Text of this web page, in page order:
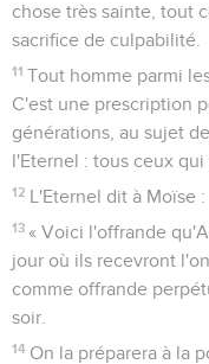
chose très sainte, tout
sacrifice de culpabilité.
11 Tout homme parmi
C'est une prescription
générations, au sujet
l'Eternel : tous ceux
12 L'Eternel dit à Moïse :
13 « Voici l'offrande
jour où ils recevront
comme offrande
soir.
14 On la préparera à la